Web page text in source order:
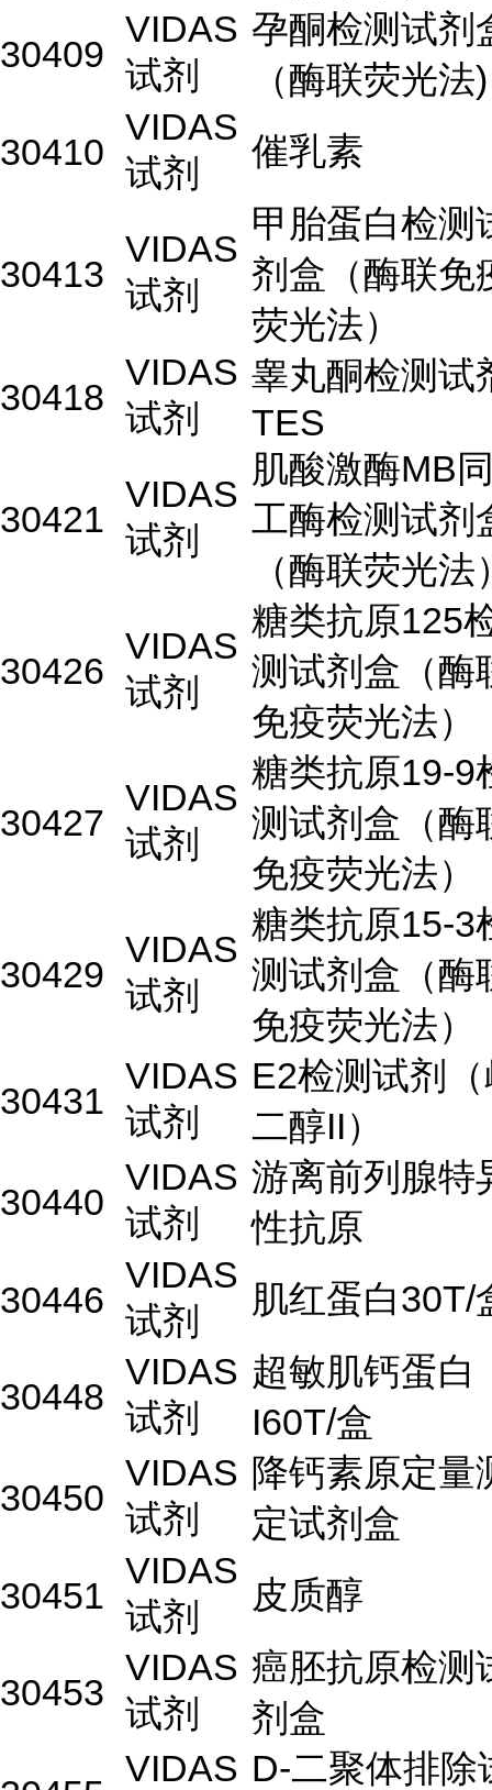
30409
VIDAS
试剂
孕酮检测试剂
（酶联荧光法)
30410
VIDAS
试剂
催乳素
30413
VIDAS
试剂
甲胎蛋白检测
剂盒（酶联免
荧光法）
30418
VIDAS
试剂
睾丸酮检测试
TES
30421
VIDAS
试剂
肌酸激酶MB
工酶检测试剂
（酶联荧光法
30426
VIDAS
试剂
糖类抗原125
测试剂盒（酶
免疫荧光法）
30427
VIDAS
试剂
糖类抗原19-9
测试剂盒（酶
免疫荧光法）
30429
VIDAS
试剂
糖类抗原15-3
测试剂盒（酶
免疫荧光法）
30431
VIDAS
试剂
E2检测试剂
二醇II）
30440
VIDAS
试剂
游离前列腺特
性抗原
30446
VIDAS
试剂
肌红蛋白30T/
30448
VIDAS
试剂
超敏肌钙蛋白
I60T/盒
30450
VIDAS
试剂
降钙素原定量
定试剂盒
30451
VIDAS
试剂
皮质醇
30453
VIDAS
试剂
癌胚抗原检测
剂盒
VIDAS D-二聚体排除